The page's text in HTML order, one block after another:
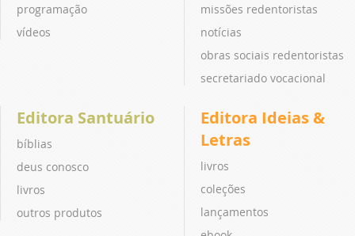
programação
vídeos
missões redentoristas
notícias
obras sociais redentoristas
secretariado vocacional
Editora Santuário
bíblias
deus conosco
livros
outros produtos
Editora Ideias &
Letras
livros
coleções
lançamentos